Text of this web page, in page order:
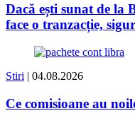
Dacă ești sunat de la
face o tranzacție,
Stiri | 04.08.2026
Ce comisioane au